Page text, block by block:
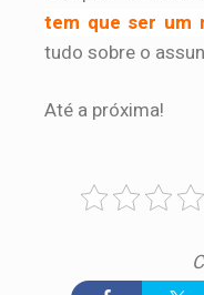
tem que ser um
tudo sobre o
Até a próxima!